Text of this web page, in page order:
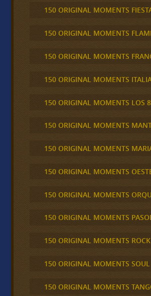
150 ORIGINAL MOMENTS
150 ORIGINAL MOMENTS
150 ORIGINAL MOMENTS
150 ORIGINAL MOMENTS
150 ORIGINAL MOMENTS LOS
150 ORIGINAL MOMENTS
150 ORIGINAL MOMENTS
150 ORIGINAL MOMENTS
150 ORIGINAL MOMENTS
150 ORIGINAL MOMENTS
150 ORIGINAL MOMENTS
150 ORIGINAL MOMENTS SOUL
150 ORIGINAL MOMENTS